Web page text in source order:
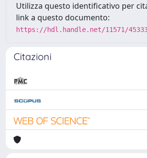
Utilizza questo identificativo per
link a questo documento:
https://hdl.handle.net/11571/
Citazioni